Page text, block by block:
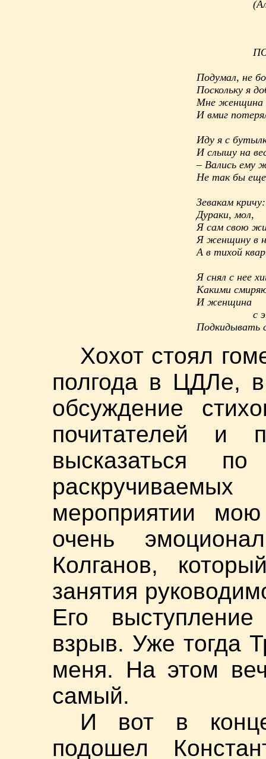
Подумал, не
Поскольку я
Мне женщина
И вмиг
Иду я с
И слышу на
– Вались ему
Не так бы
Зевакам кричу:
Дураки, мол,
Я сам свою
Я женщину в
А в тихой
Я снял с нее
Какими
И женщина
с этой
Подкидывать
Хохот стоял
полгода в ЦДЛе,
обсуждение
почитателей и
высказаться
мероприятии
очень
Колганов,
занятия
Его
взрыв. Уже тогда
меня. На этом
самый.
И вот в
подошел